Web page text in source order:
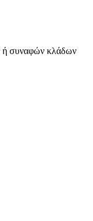
ή συναφών κλάδων